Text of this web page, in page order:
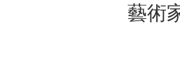
藝術